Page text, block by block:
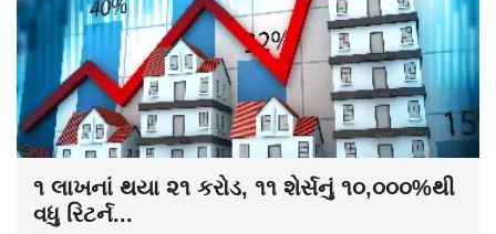
૧ લાખનાં થયા ૨૧ કરોડ, ૧૧ શેર્સનું ૧૦,૦૦૦%થી
વધુ રિટર્ન...